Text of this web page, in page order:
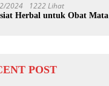
2024 1222 Lihat
Herbal untuk Obat Mata
POST